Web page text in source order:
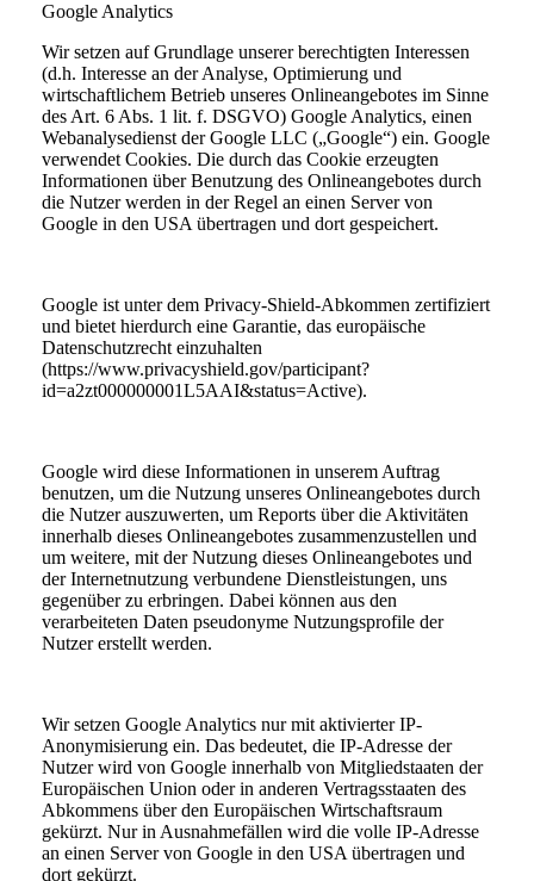
Google Analytics
Wir setzen auf Grundlage unserer berechtigten Interessen
(d.h. Interesse an der Analyse, Optimierung und
wirtschaftlichem Betrieb unseres Onlineangebotes im Sinne
des Art. 6 Abs. 1 lit. f. DSGVO) Google Analytics, einen
Webanalysedienst der Google LLC („Google“) ein. Google
verwendet Cookies. Die durch das Cookie erzeugten
Informationen über Benutzung des Onlineangebotes durch
die Nutzer werden in der Regel an einen Server von
Google in den USA übertragen und dort gespeichert.
Google ist unter dem Privacy-Shield-Abkommen zertifiziert
und bietet hierdurch eine Garantie, das europäische
Datenschutzrecht einzuhalten
(https://www.privacyshield.gov/participant?
id=a2zt000000001L5AAI&status=Active).
Google wird diese Informationen in unserem Auftrag
benutzen, um die Nutzung unseres Onlineangebotes durch
die Nutzer auszuwerten, um Reports über die Aktivitäten
innerhalb dieses Onlineangebotes zusammenzustellen und
um weitere, mit der Nutzung dieses Onlineangebotes und
der Internetnutzung verbundene Dienstleistungen, uns
gegenüber zu erbringen. Dabei können aus den
verarbeiteten Daten pseudonyme Nutzungsprofile der
Nutzer erstellt werden.
Wir setzen Google Analytics nur mit aktivierter IP-
Anonymisierung ein. Das bedeutet, die IP-Adresse der
Nutzer wird von Google innerhalb von Mitgliedstaaten der
Europäischen Union oder in anderen Vertragsstaaten des
Abkommens über den Europäischen Wirtschaftsraum
gekürzt. Nur in Ausnahmefällen wird die volle IP-Adresse
an einen Server von Google in den USA übertragen und
dort gekürzt.